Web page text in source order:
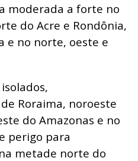
moderada a forte no
do Acre e Rondônia,
e no norte, oeste e
Roraima, noroeste
do Amazonas e no
perigo para
metade norte do